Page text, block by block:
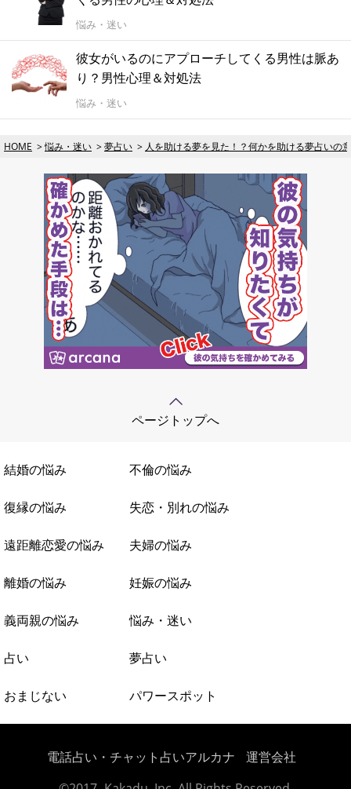
悩み・迷い
彼女がいるのにアプローチしてくる男性は脈あ
り？男性心理＆対処法
悩み・迷い
HOME 悩み・迷い 夢占い 人を助ける夢を見た！？何かを助ける夢占いの
ページトップへ
結婚の悩み 不倫の悩み
復縁の悩み 失恋・別れの悩み
遠距離恋愛の悩み 夫婦の悩み
離婚の悩み 妊娠の悩み
義両親の悩み 悩み・迷い
占い 夢占い
おまじない パワースポット
電話占い・チャット占いアルカナ
運営会社